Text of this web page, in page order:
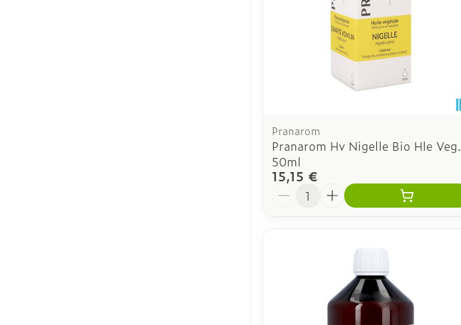
Pranarom
Pranarom Hv Nigelle Bio Hle Veg.
50ml
15,15 €
Quantité